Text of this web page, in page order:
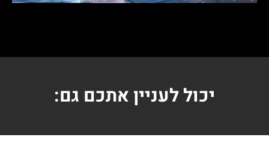
יכול לעניין אתכם גם: